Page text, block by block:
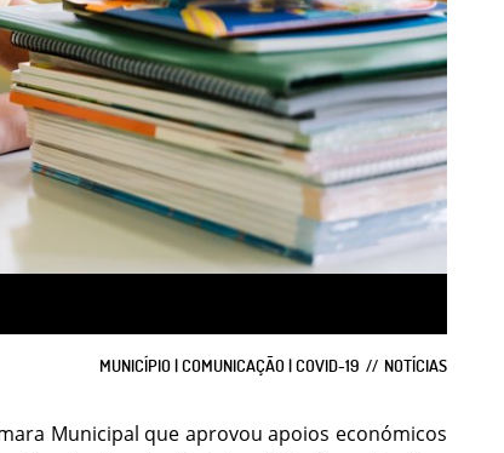
MUNICÍPIO | COMUNICAÇÃO | COVID-19 NOTÍCIAS
Municipal que aprovou apoios económicos